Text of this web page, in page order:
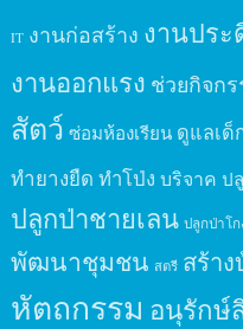
IT งานก่อสร้าง งานประ
งานออกแรง ช่วยกิจกร
สัตว์ ซ่อมห้องเรียน ดูแลเด็
ทำยางยืด ทำโป่ง บริจาค ป
ปลูกป่าชายเลน ปลูกป่าโก
พัฒนาชุมชน สตรี สร้า
หัตถกรรม อนุรักษ์